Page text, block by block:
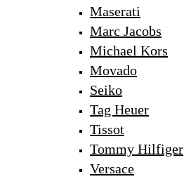
Maserati
Marc Jacobs
Michael Kors
Movado
Seiko
Tag Heuer
Tissot
Tommy Hilfiger
Versace